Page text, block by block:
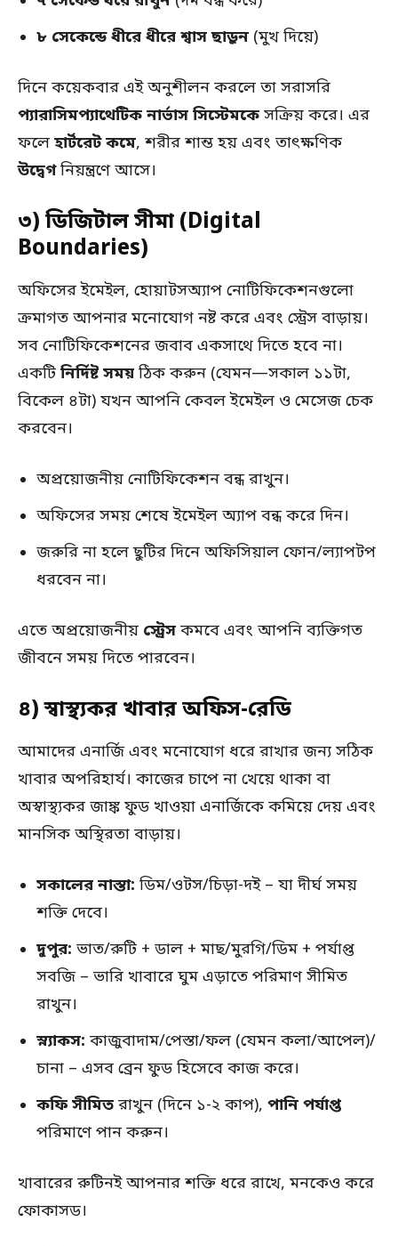
৮ সেকেন্ডে ধীরে ধীরে শ্বাস ছাড়ুন (মুখ দিয়ে)
দিনে কয়েকবার এই অনুশীলন করলে তা সরাসরি
প্যারাসিমপ্যাথেটিক নার্ভাস সিস্টেমকে সক্রিয় করে। এর
ফলে হার্টরেট কমে, শরীর শান্ত হয় এবং তাৎক্ষণিক
উদ্বেগনিয়ন্ত্রণে আসে।
৩) ডিজিটাল সীমা (Digital
Boundaries)
অফিসের ইমেইল, হোয়াটসঅ্যাপ নোটিফিকেশনগুলো
ক্রমাগত আপনার মনোযোগ নষ্ট করে এবং স্ট্রেস বাড়ায়।
সব নোটিফিকেশনের জবাব একসাথে দিতে হবে না।
একটি নির্দিষ্ট সময় ঠিক করুন (যেমন—সকাল ১১টা,
বিকেল ৪টা) যখন আপনি কেবল ইমেইল ও মেসেজ চেক
করবেন।
অপ্রয়োজনীয় নোটিফিকেশন বন্ধ রাখুন।
অফিসের সময় শেষে ইমেইল অ্যাপ বন্ধ করে দিন।
জরুরি না হলে ছুটির দিনে অফিসিয়াল ফোন/ল্যাপটপ
ধরবেন না।
এতে অপ্রয়োজনীয় স্ট্রেস কমবে এবং আপনি ব্যক্তিগত
জীবনে সময় দিতে পারবেন।
৪) স্বাস্থ্যকর খাবার অফিস-রেডি
আমাদের এনার্জি এবং মনোযোগ ধরে রাখার জন্য সঠিক
খাবার অপরিহার্য। কাজের চাপে না খেয়ে থাকা বা
অস্বাস্থ্যকর জাঙ্ক ফুড খাওয়া এনার্জিকে কমিয়ে দেয় এবং
মানসিক অস্থিরতা বাড়ায়।
সকালের নাস্তা: ডিম/ওটস/চিড়া-দই – যা দীর্ঘ সময়
শক্তি দেবে।
দুপুর: ভাত/রুটি + ডাল + মাছ/মুরগি/ডিম + পর্যাপ্ত
সবজি – ভারি খাবারে ঘুম এড়াতে পরিমাণ সীমিত
রাখুন।
স্ন্যাকস: কাজুবাদাম/পেস্তা/ফল (যেমন কলা/আপেল)/
চানা – এসব ব্রেন ফুড হিসেবে কাজ করে।
কফি সীমিত রাখুন (দিনে ১-২ কাপ), পানি পর্যাপ্ত
পরিমাণে পান করুন।
খাবারের রুটিনই আপনার শক্তি ধরে রাখে, মনকেও করে
ফোকাসড।